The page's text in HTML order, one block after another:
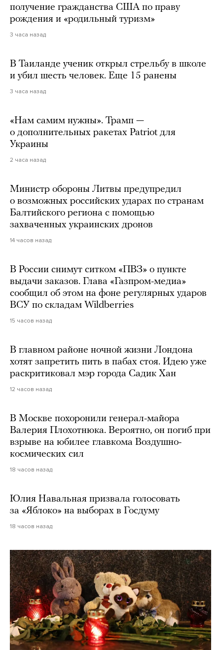
получение гражданства США по праву
рождения и «родильный туризм»
3 часа назад
В Таиланде ученик открыл стрельбу в школе
и убил шесть человек. Еще 15 ранены
3 часа назад
«Нам самим нужны». Трамп —
о дополнительных ракетах Patriot для
Украины
2 часа назад
Министр обороны Литвы предупредил
о возможных российских ударах по странам
Балтийского региона с помощью
захваченных украинских дронов
14 часов назад
В России снимут ситком «ПВЗ» о пункте
выдачи заказов. Глава «Газпром-медиа»
сообщил об этом на фоне регулярных ударов
ВСУ по складам Wildberries
15 часов назад
В главном районе ночной жизни Лондона
хотят запретить пить в пабах стоя. Идею уже
раскритиковал мэр города Садик Хан
12 часов назад
В Москве похоронили генерал-майора
Валерия Плохотнюка. Вероятно, он погиб при
взрыве на юбилее главкома Воздушно-
космических сил
18 часов назад
Юлия Навальная призвала голосовать
за «Яблоко» на выборах в Госдуму
18 часов назад